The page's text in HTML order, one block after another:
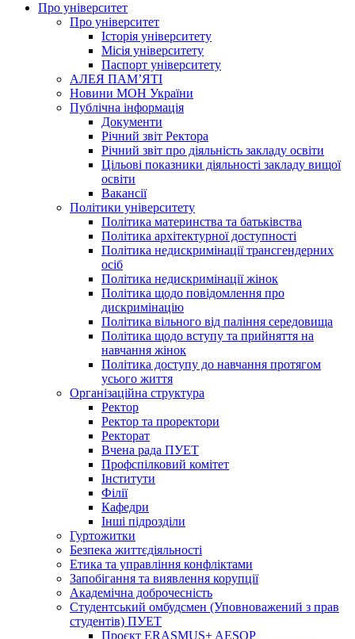
Про університет
Про університет
Історія університету
Місія університету
Паспорт університету
АЛЕЯ ПАМ’ЯТІ
Новини МОН України
Публічна інформація
Документи
Річний звіт Ректора
Річний звіт про діяльність закладу освіти
Цільові показники діяльності закладу вищої
освіти
Вакансії
Політики університету
Політика материнства та батьківства
Політика архітектурної доступності
Політика недискримінації трансгендерних
осіб
Політика недискримінації жінок
Політика щодо повідомлення про
дискримінацію
Політика вільного від паління середовища
Політика щодо вступу та прийняття на
навчання жінок
Політика доступу до навчання протягом
усього життя
Організаційна структура
Ректор
Ректор та проректори
Ректорат
Вчена рада ПУЕТ
Профспілковий комітет
Інститути
Філії
Кафедри
Інші підрозділи
Гуртожитки
Безпека життєдіяльності
Етика та управління конфліктами
Запобігання та виявлення корупції
Академічна доброчесність
Студентський омбудсмен (Уповноважений з прав
студентів) ПУЕТ
Проєкт ERASMUS+ AESOP